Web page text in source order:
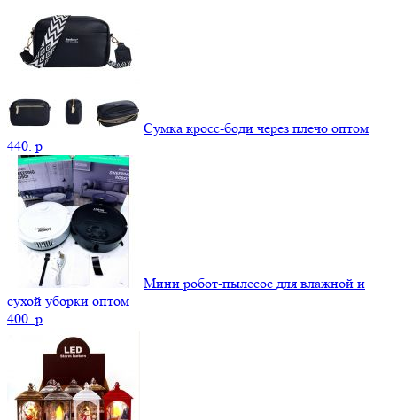
Сумка кросс-боди через плечо оптом
440. p
Мини робот-пылесос для влажной и
сухой уборки оптом
400. p